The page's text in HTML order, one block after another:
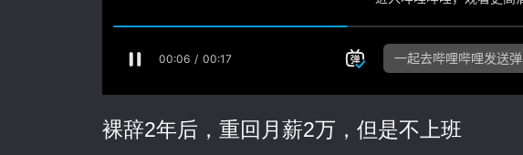
裸辞2年后，重回月薪2万，但是不上班